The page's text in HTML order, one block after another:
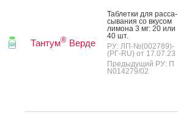
Тантум® Верде
Таб­летки для рас­са­
сыва­ния со вку­сом
ли­мона 3 мг: 20 или
40 шт.
РУ: ЛП-№(002789)-
(РГ-RU) от 17.07.23
Предыдущий РУ: П
N014279/02